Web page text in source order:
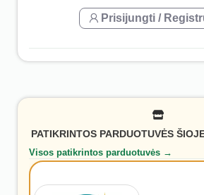
Prisijungti /
PATIKRINTOS PARDUOTUVĖS
Visos patikrintos parduotuvės →